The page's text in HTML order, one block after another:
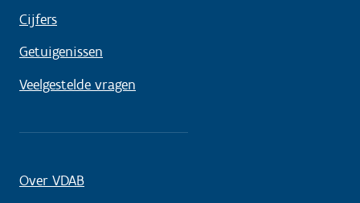
Cijfers
Getuigenissen
Veelgestelde vragen
Over VDAB